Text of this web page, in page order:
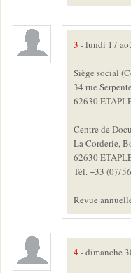
3 - lundi 17
Siège social
34 rue Serpente
62630
Centre de
La Corderie,
62630
Tél. +33
Revue
4- dimanche